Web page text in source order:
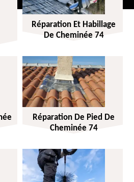
Réparation Et Habillage
De Cheminée 74
Réparation De Pied De
Cheminée 74